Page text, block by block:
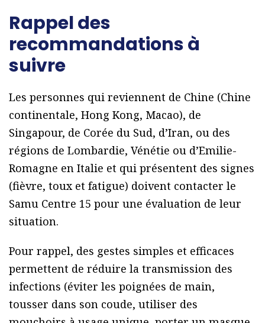
Rappel des
recommandations à
suivre
Les personnes qui reviennent de Chine (Chine
continentale, Hong Kong, Macao), de
Singapour, de Corée du Sud, d’Iran, ou des
régions de Lombardie, Vénétie ou d’Emilie-
Romagne en Italie et qui présentent des signes
(fièvre, toux et fatigue) doivent contacter le
Samu Centre 15 pour une évaluation de leur
situation.
Pour rappel, des gestes simples et efficaces
permettent de réduire la transmission des
infections (éviter les poignées de main,
tousser dans son coude, utiliser des